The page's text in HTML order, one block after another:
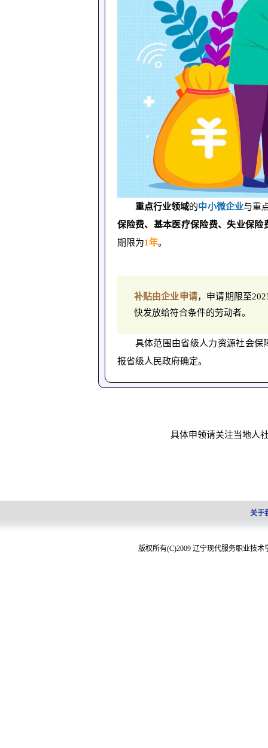
重点行业领域的中小微企业与重
保险费、基本医疗保险费、失业保险
期限为1年。
补贴由企业申请，申请期限至
快发放给符合条件的劳动者。
具体范围由省级人力资源社会
报省级人民政府确定。
具体申领请关注当地人
关于
版权所有(C)2009 辽宁现代服务职业技